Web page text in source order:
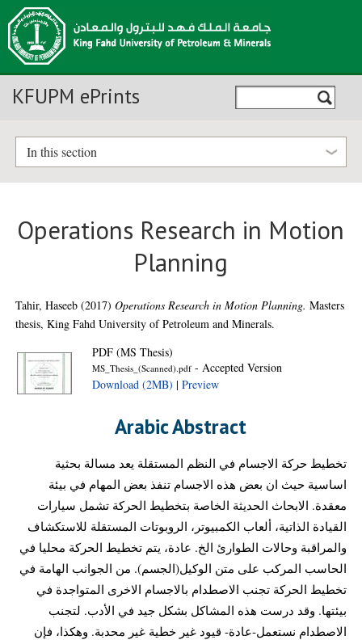
KFUPM ePrints
In this section
Operations Research in Motion
Planning
Tahir, Haseeb (2017)Operations Research in Motion Planning. Masters
thesis, King Fahd University of Petroleum and Minerals.
PDF (MS Thesis)
MS_Thesis_(Scanned).pdf - Accepted Version
Download (2MB) |Preview
Arabic Abstract
تخطيط حركة الاجسام في النظم المستقلة يعد مسالة بحثية
اساسية حيث ان بعض هذه الاجسام تنفذ بعض المهام في بيئة
معقدة. الابحاث الحديثة الخاصة بتخطيط الحركة تشمل سيارات
القيادة الذاتية، ألعاب الكمبيوتر، الروبوتات المستقلة للاستكشاف
والمراقبة وحالات الطوارئ الخ. عادة، يتم تخطيط الحركة محليا في
الحاسب المركب على متن الوكيل(الجسم). من الجوانب الهامة في
تخطيط الحركة تجنب الاصطدام بالاجسام الاخرى المتواجدة في
بيئتها. وقد درست هذه المشاكل بشكل جيد في الأدب. لتجنب
الاصطدام نستعمل-عادة- قيود غير خطية غير محدبة. وهكذا، فإن